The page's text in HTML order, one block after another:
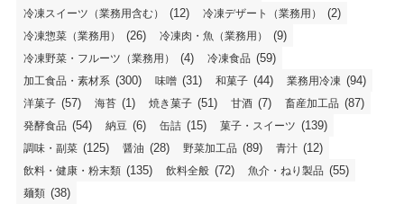
冷凍スイーツ（業務用含む） (12) 冷凍デザート（業務用） (2)
冷凍惣菜（業務用） (26) 冷凍肉・魚（業務用） (9)
冷凍野菜・フルーツ（業務用） (4) 冷凍食品 (59)
加工食品・素材系 (300) 味噌 (31) 和菓子 (44) 業務用冷凍 (94)
洋菓子 (57) 海苔 (1) 焼き菓子 (51) 甘酒 (7) 畜産加工品 (87)
発酵食品 (54) 納豆 (6) 缶詰 (15) 菓子・スイーツ (139)
調味・副菜 (125) 醤油 (28) 野菜加工品 (89) 青汁 (12)
飲料・健康・粉末類 (135) 飲料全般 (72) 魚介・ねり製品 (55)
麺類 (38)